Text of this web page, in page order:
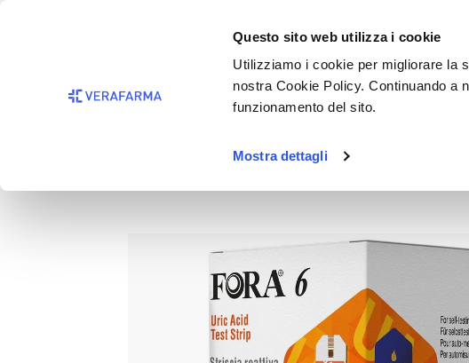
Questo sito web utilizza i cookie
Utilizziamo i cookie per migliorare la
nostra Cookie Policy. Continuando a
funzionamento del sito.
Mostra dettagli
Passa alla navigazione principale
FORA 6 ACS057 STR AC URICO10PZ